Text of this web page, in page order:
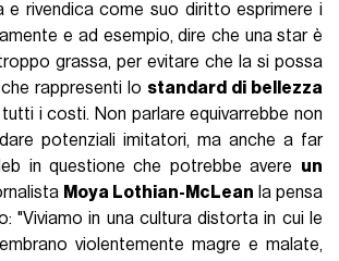
e rivendica come suo diritto esprimere i
e ad esempio, dire che una star è
grassa, per evitare che la si possa
rappresenti lo standard di bellezza
i costi. Non parlare equivarrebbe non
potenziali imitatori, ma anche a far
in questione che potrebbe avere un
Moya Lothian-McLean la pensa
"Viviamo in una cultura distorta in cui le
violentemente magre e malate,